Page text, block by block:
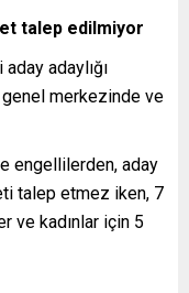
talep edilmiyor
adaylığı
genel merkezinde ve
engellilerden, aday
talep etmez iken, 7
ve kadınlar için 5